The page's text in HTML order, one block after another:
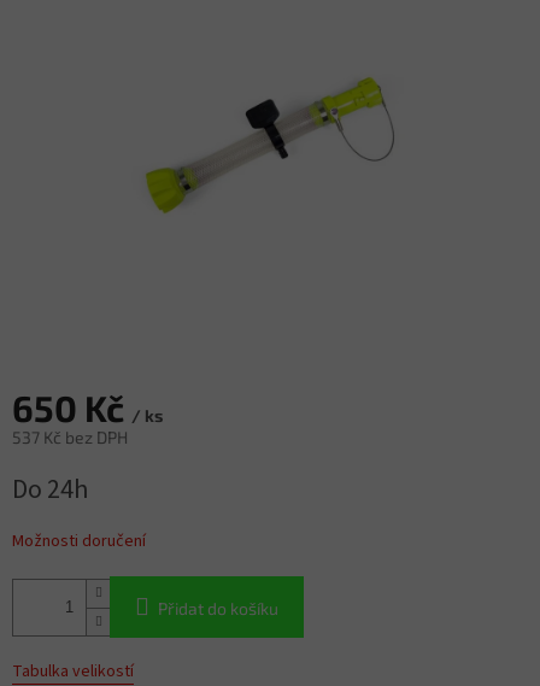
650 Kč / ks
537 Kč bez DPH
cena:
Do 24h
Možnosti doručení
Přidat do košíku
Tabulka velikostí